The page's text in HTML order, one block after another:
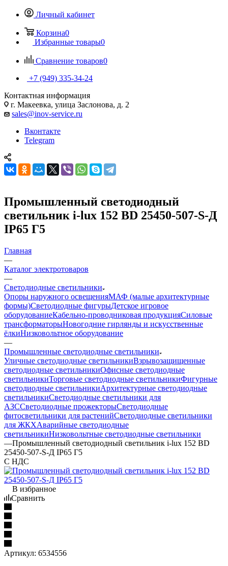
Личный кабинет
Корзина0
Избранные товары0
Сравнение товаров0
+7 (949) 335-34-24
Контактная информация
г. Макеевка, улица Заслонова, д. 2
sales@inov-service.ru
Вконтакте
Telegram
Промышленный светодиодный
светильник i-lux 152 BD 25450-507-S-Д
IP65 Г5
Главная
—
Каталог электротоваров
—
Светодиодные светильники
Опоры наружного освещенияМАФ (малые архитектурные
формы)Светодиодные фигурыДетское игровое
оборудованиеКабельно-проводниковая продукцияСиловые
трансформаторыНовогодние гирлянды и искусственные
ёлкиНизковольтное оборудование
—
Промышленные светодиодные светильники
Уличные светодиодные светильникиВзрывозащищенные
светодиодные светильникиОфисные светодиодные
светильникиТорговые светодиодные светильникиФигурные
светодиодные светильникиАрхитектурные светодиодные
светильникиСветодиодные светильники для
АЗССветодиодные прожекторыСветодиодные
фитосветильники для растенийСветодиодные светильники
для ЖКХАварийные светодиодные
светильникиНизковольтные светодиодные светильники
—Промышленный светодиодный светильник i-lux 152 BD
25450-507-S-Д IP65 Г5
С НДС
В избранное
Сравнить
Артикул: 6534556